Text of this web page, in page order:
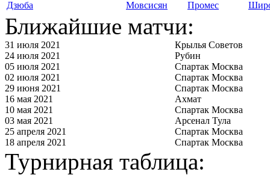
Дзюба
Мовсисян
Промес
Ближайшие матчи:
31 июля 2021
Крылья Советов
24 июля 2021
Рубин
05 июля 2021
Спартак Москва
02 июля 2021
Спартак Москва
29 июня 2021
Спартак Москва
16 мая 2021
Ахмат
10 мая 2021
Спартак Москва
03 мая 2021
Арсенал Тула
25 апреля 2021
Спартак Москва
18 апреля 2021
Спартак Москва
Турнирная таблица: